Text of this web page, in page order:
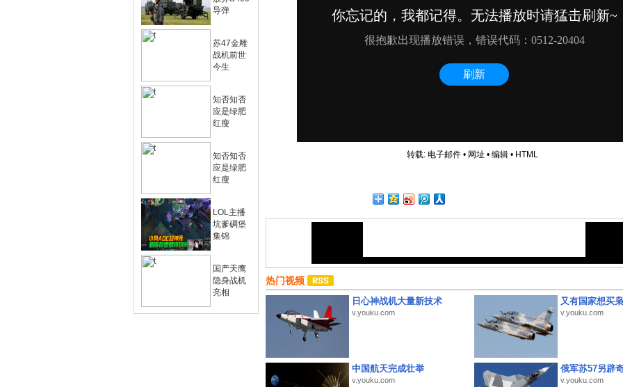
导弹
苏47金雕
战机前世
今生
知否知否
应是绿肥
红瘦
知否知否
应是绿肥
红瘦
LOL主播
坑爹碉堡
集锦
国产天鹰
隐身战机
亮相
转载: 电子邮件• 网址 • 编辑• HTML
热门视频
日心神战机大量新技术
v.youku.com
又有国家想买
v.youku.com
中国航天完成壮举
v.youku.com
俄军苏57另辟
v.youku.com